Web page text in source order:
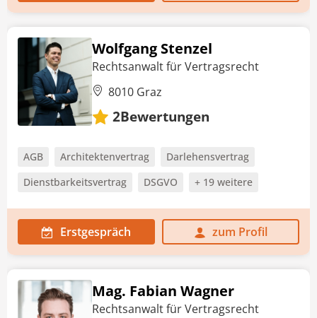
Wolfgang Stenzel
Rechtsanwalt für Vertragsrecht
8010 Graz
2Bewertungen
AGB Architektenvertrag
Darlehensvertrag
Dienstbarkeitsvertrag
DSGVO + 19 weitere
Erstgespräch zum Profil
Mag. Fabian Wagner
Rechtsanwalt für Vertragsrecht